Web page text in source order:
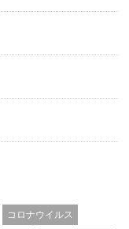
コロナウイルス